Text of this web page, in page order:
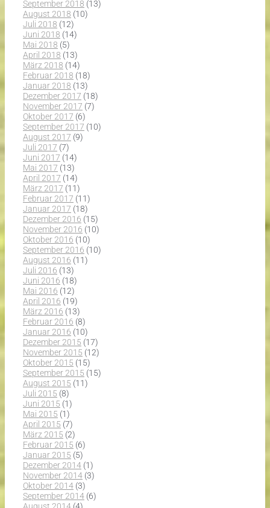
September 2018 (13)
August 2018 (10)
Juli 2018 (12)
Juni 2018 (14)
Mai 2018 (5)
April 2018 (13)
März 2018 (14)
Februar 2018 (18)
Januar 2018 (13)
Dezember 2017 (18)
November 2017 (7)
Oktober 2017 (6)
September 2017 (10)
August 2017 (9)
Juli 2017 (7)
Juni 2017 (14)
Mai 2017 (13)
April 2017 (14)
März 2017 (11)
Februar 2017 (11)
Januar 2017 (18)
Dezember 2016 (15)
November 2016 (10)
Oktober 2016 (10)
September 2016 (10)
August 2016 (11)
Juli 2016 (13)
Juni 2016 (18)
Mai 2016 (12)
April 2016 (19)
März 2016 (13)
Februar 2016 (8)
Januar 2016 (10)
Dezember 2015 (17)
November 2015 (12)
Oktober 2015 (15)
September 2015 (15)
August 2015 (11)
Juli 2015 (8)
Juni 2015 (1)
Mai 2015 (1)
April 2015 (7)
März 2015 (2)
Februar 2015 (6)
Januar 2015 (5)
Dezember 2014 (1)
November 2014 (3)
Oktober 2014 (3)
September 2014 (6)